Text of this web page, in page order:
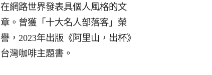
在網路世界發表具個人風格的文
章。曾獲「十大名人部落客」榮
譽，2023年出版《阿里山，出杯》
台灣咖啡主題書。